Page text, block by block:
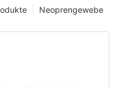
Neoprengewebe